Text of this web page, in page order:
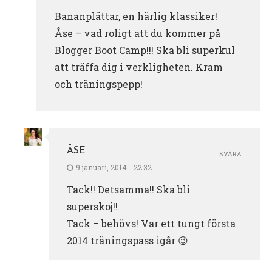
Bananplättar, en härlig klassiker!
Åse – vad roligt att du kommer på
Blogger Boot Camp!!! Ska bli superkul
att träffa dig i verkligheten. Kram
och träningspepp!
ÅSE
9 januari, 2014 - 22:32
Tack!! Detsamma!! Ska bli
superskoj!!
Tack – behövs! Var ett tungt första
2014 träningspass igår 😉
SVARA